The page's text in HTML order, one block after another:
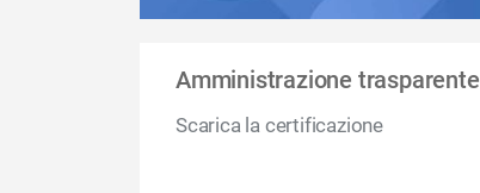
Amministrazione trasparente
Scarica la certificazione